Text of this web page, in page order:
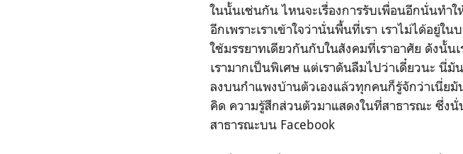
ในนั้นเช่นกัน ไหนจะเรื่องการรับเพื่อนอีกนั่นทำใ
อีกเพราะเราเข้าใจว่านั่นพื้นที่เรา เราไม่ได้อยู่
ใช้มรรยาทเดียวกันกับในสังคมที่เราอาศัย ดังนั้น
เรามากเป็นพิเศษ แต่เราดันลืมไปว่าเดี๋ยวนะ นี่
ลงบนกำแพงบ้านตัวเองแล้วทุกคนก็รู้จักว่าเนี่ยมั
คิด ความรู้สึกส่วนตัวมาแสดงในที่สาธารณะ ซึ่ง
สาธารณะบน Facebook